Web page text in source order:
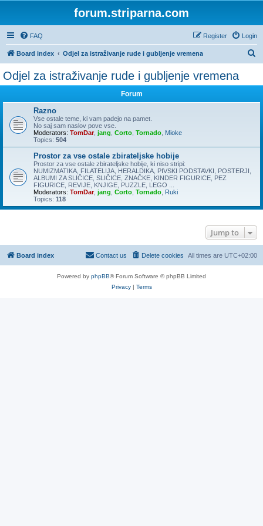
forum.striparna.com
FAQ Login
Register
Board index Odjel za istraživanje rude i gubljenje vremena
Odjel za istraživanje rude i gubljenje vremena
Forum
Razno
Vse ostale teme, ki vam padejo na pamet.
No saj sam naslov pove vse.
Moderators: TomDar, jang Corto Tornado Mioke
Topics: 504
Prostor za vse ostale zbirateljske hobije
Prostor za vse ostale zbirateljske hobije, ki niso stripi:
NUMIZMATIKA, FILATELIJA, HERALDIKA, PIVSKI PODSTAVKI, POSTERJI,
ALBUMI ZA SLIČICE, SLIČICE, ZNAČKE, KINDER FIGURICE, PEZ
FIGURICE, REVIJE, KNJIGE, PUZZLE, LEGO ...
Moderators: TomDar, jang Corto Tornado Ruki
Topics: 118
Jump to
Board index All times are UTC+02:00
Delete cookies
Contact us
Powered by phpBB® Forum Software © phpBB Limited
Privacy| Terms